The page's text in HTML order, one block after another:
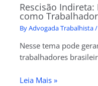
Rescisão
como Trabalhador
ByAdvogada Trabalhista/
Nesse tema pode
trabalhadores
Leia Mais »